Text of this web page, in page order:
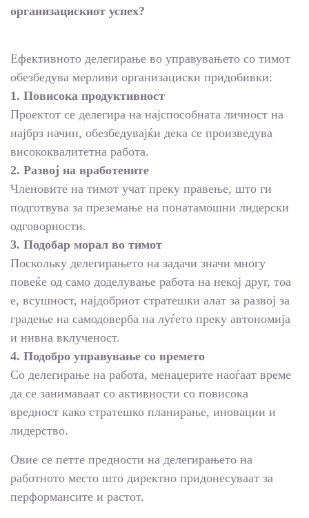
организацискиот успех?
Ефективното делегирање во управувањето со тимот
обезбедува мерливи организациски придобивки:
1. Повисока продуктивност
Проектот се делегира на најспособната личност на
најбрз начин, обезбедувајќи дека се произведува
висококвалитетна работа.
2. Развој на вработените
Членовите на тимот учат преку правење, што ги
подготвува за преземање на понатамошни лидерски
одговорности.
3. Подобар морал во тимот
Поскольку делегирањето на задачи значи многу
повеќе од само доделување работа на некој друг, тоа
е, всушност, најдобриот стратешки алат за развој за
градење на самодоверба на луѓето преку автономија
и нивна вклученост.
4. Подобро управување со времето
Со делегирање на работа, менаџерите наоѓаат време
да се занимаваат со активности со повисока
вредност како стратешко планирање, иновации и
лидерство.
Овие се петте предности на делегирањето на
работното место што директно придонесуваат за
перформансите и растот.